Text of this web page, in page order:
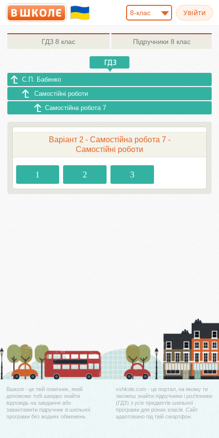
8-клас
ГДЗ 8 клас Підручники 8 клас
С.П. Бабенко
Самостійні роботи
Самостійна робота 7
Варіант 2 - Самостійна робота 7 -
Самостійні роботи
1 2 3
Вшколі - це твій помічник, який
допоможе тобі швидко знайти
відповідь на завдання або
завантажити підручник зі шкільної
програми без жодних обмежень.
vshkole.com - це портал, на якому ти
зможеш знайти підручники і роз'язники
(ГДЗ) з усіх предметів шкільної
програми для різних класів. Сайт
адаптовано під твій смартфон.